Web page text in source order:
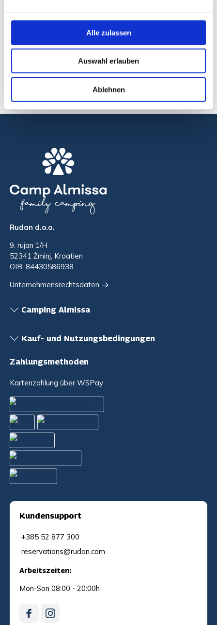
Alle zulassen
Auswahl erlauben
Ablehnen
Rudan d.o.o.
9. rujan 1/H
52341 Žminj, Kroatien
OIB: 84430586938
Unternehmensrechtsdaten
Camping Almissa
Kauf- und Nutzungsbedingungen
Zahlungsmethoden
Kartenzahlung über WSPay
Kundensupport
+385 52 877 300
reservations@rudan.com
Arbeitszeiten:
Mon-Son 08:00 - 20:00h